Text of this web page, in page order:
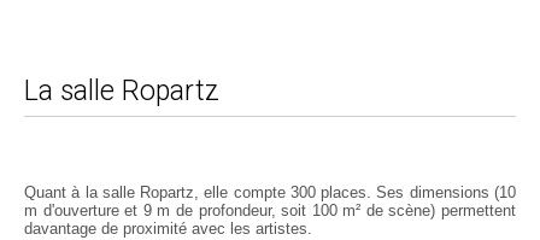
La salle Ropartz
Quant à la salle Ropartz, elle compte 300 places. Ses dimensions (10
m d'ouverture et 9 m de profondeur, soit 100 m² de scène) permettent
davantage de proximité avec les artistes.